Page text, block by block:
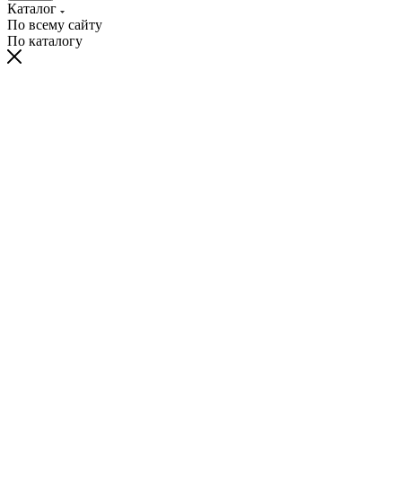
Каталог
По всему сайту
По каталогу